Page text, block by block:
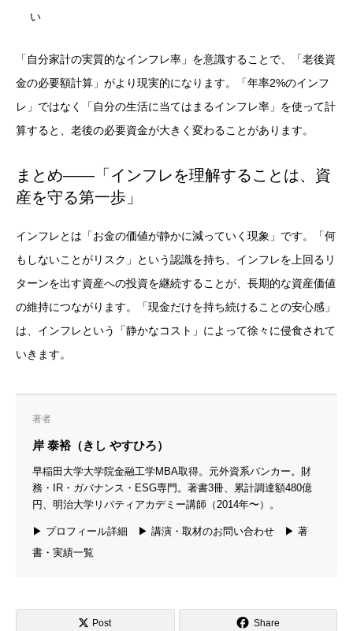
い
「自分家計の実質的なインフレ率」を意識することで、「老後資
金の必要額計算」がより現実的になります。「年率2%のインフ
レ」ではなく「自分の生活に当てはまるインフレ率」を使って計
算すると、老後の必要資金が大きく変わることがあります。
まとめ——「インフレを理解することは、資
産を守る第一歩」
インフレとは「お金の価値が静かに減っていく現象」です。「何
もしないことがリスク」という認識を持ち、インフレを上回るリ
ターンを出す資産への投資を継続することが、長期的な資産価値
の維持につながります。「現金だけを持ち続けることの安心感」
は、インフレという「静かなコスト」によって徐々に侵食されて
いきます。
著者
岸 泰裕（きし やすひろ）
早稲田大学大学院金融工学MBA取得。元外資系バンカー。財
務・IR・ガバナンス・ESG専門。著書3冊、累計調達額480億
円、明治大学リバティアカデミー講師（2014年〜）。
▶ プロフィール詳細 ▶ 講演・取材のお問い合わせ
▶ 著
書・実績一覧
Post Share